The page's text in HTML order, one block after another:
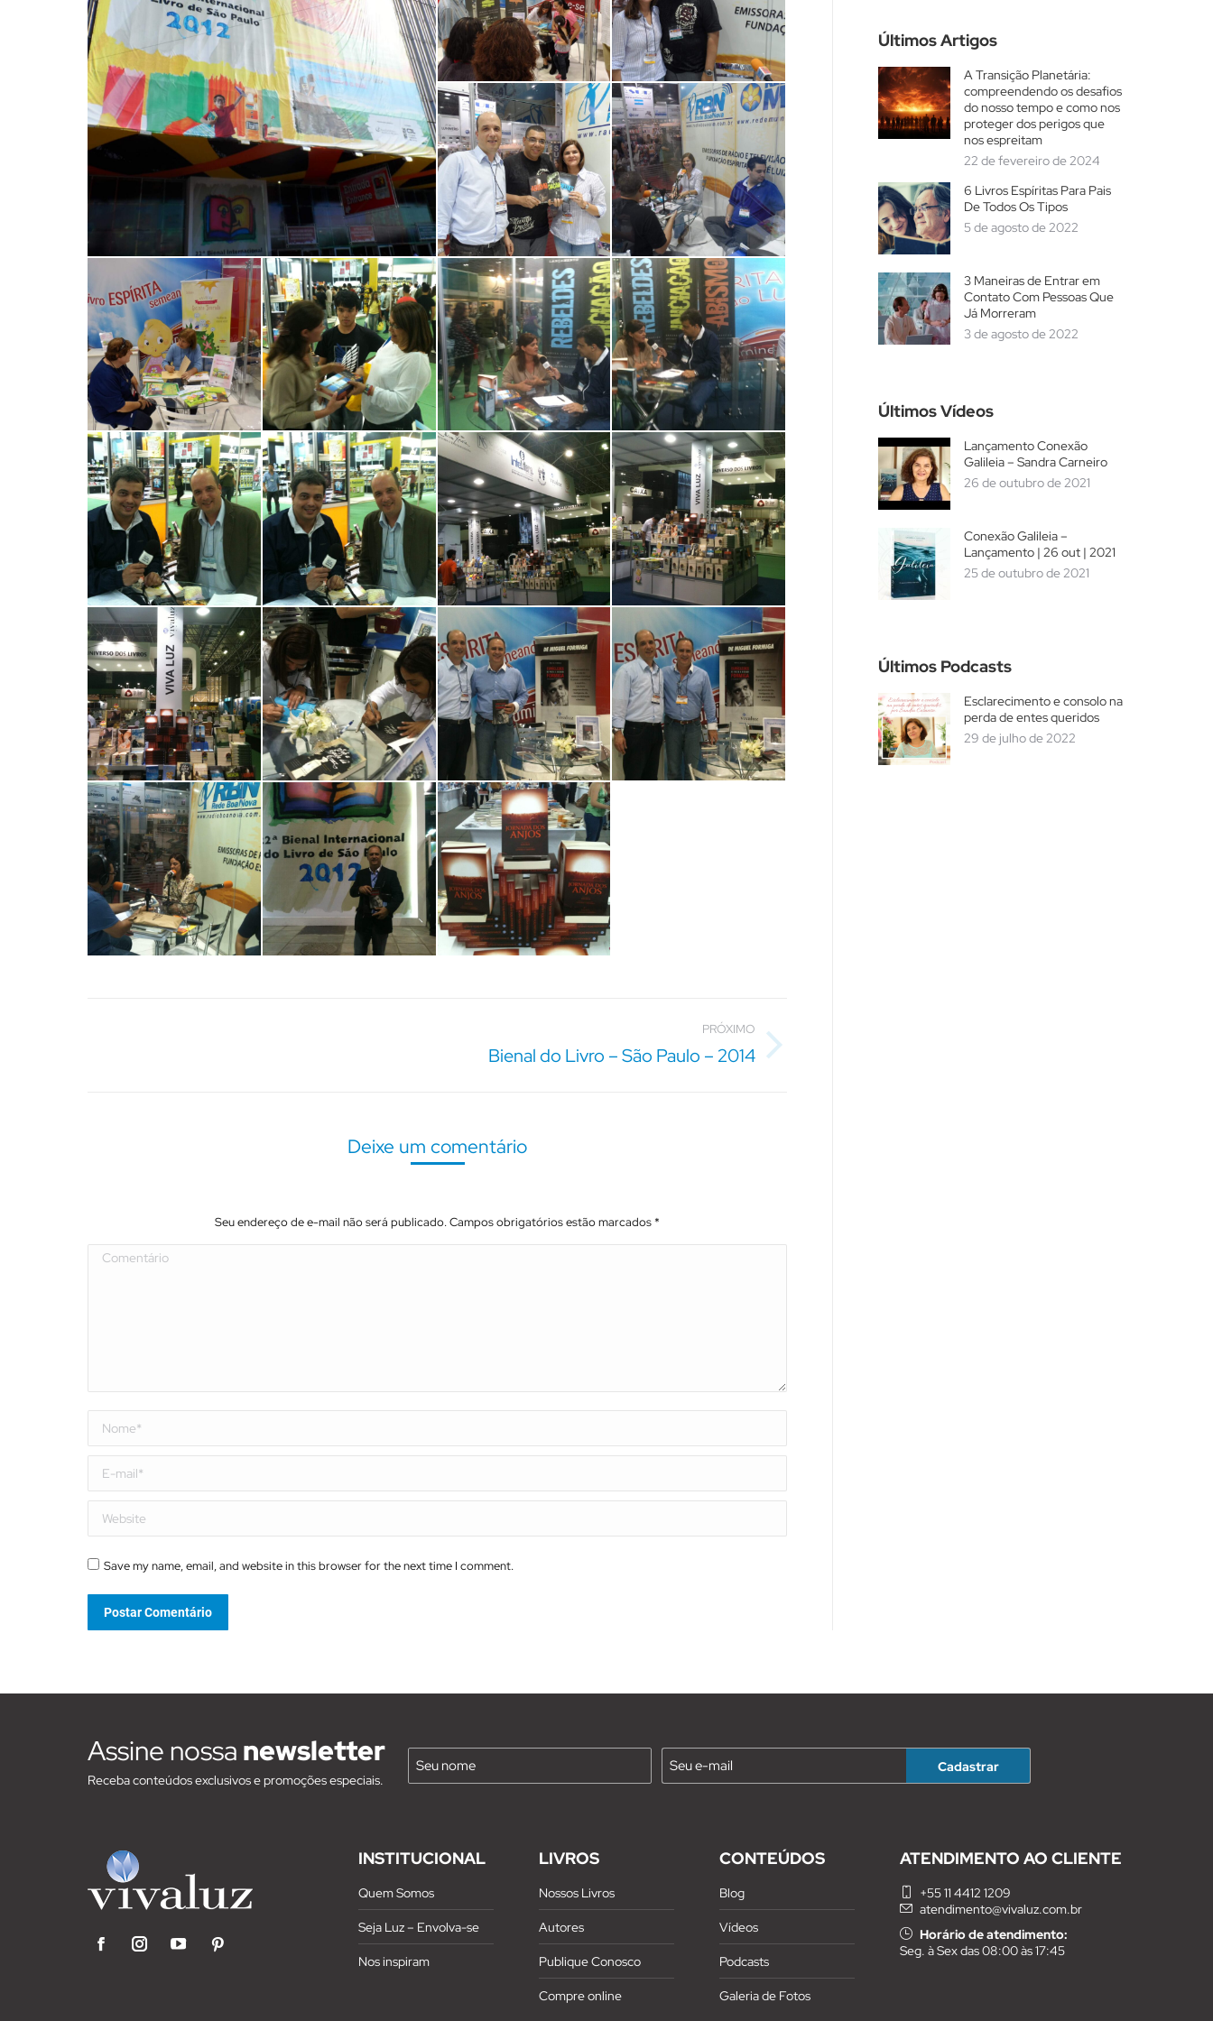
PRÓXIMO
Próximo
Bienal do Livro – São Paulo – 2014
Deixe um comentário
Seu endereço de e-mail não será publicado. Campos obrigatórios estão marcados*
Comentário
Nome *
E-mail *
Website
Save my name, email, and website in this browser for the next time I comment.
Postar Comentário
Últimos Artigos
A Transição Planetária:
compreendendo os desafios
do nosso tempo e como nos
proteger dos perigos que
nos espreitam
22 de fevereiro de 2024
6 Livros Espíritas Para Pais
De Todos Os Tipos
5 de agosto de 2022
3 Maneiras de Entrar em
Contato Com Pessoas Que
Já Morreram
3 de agosto de 2022
Últimos Vídeos
Lançamento Conexão
Galileia – Sandra Carneiro
26 de outubro de 2021
Conexão Galileia –
Lançamento | 26 out | 2021
25 de outubro de 2021
Últimos Podcasts
Esclarecimento e consolo na
perda de entes queridos
29 de julho de 2022
Assine nossa newsletter
Receba conteúdos exclusivos e promoções especiais.
Nome
E-
mail
FacebookInstagramYouTubePinterest
INSTITUCIONAL
Quem Somos
Seja Luz – Envolva-se
Nos inspiram
LIVROS
Nossos Livros
Autores
Publique Conosco
Compre online
CONTEÚDOS
Blog
Vídeos
Podcasts
Galeria de Fotos
ATENDIMENTO AO CLIENTE
+55 11 4412 1209
atendimento@vivaluz.com.br
Horário de atendimento:
Seg. à Sex das 08:00 às 17:45